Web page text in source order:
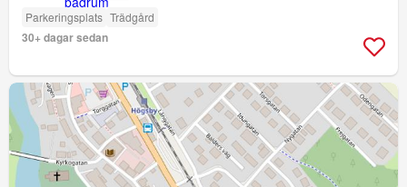
Parkeringsplats Trädgård
30+ dagar sedan